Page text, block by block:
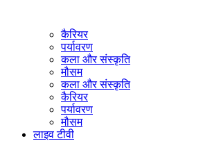
कैरियर
पर्यावरण
कला और संस्कृति
मौसम
कला और संस्कृति
कैरियर
पर्यावरण
मौसम
लाइव टीवी